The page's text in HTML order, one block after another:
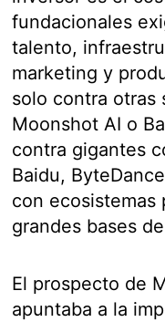
fundacionales
talento,
marketing y
solo contra otras
Moonshot AI o
contra gigantes
Baidu,
con ecosistemas
grandes bases
El prospecto de
apuntaba a la